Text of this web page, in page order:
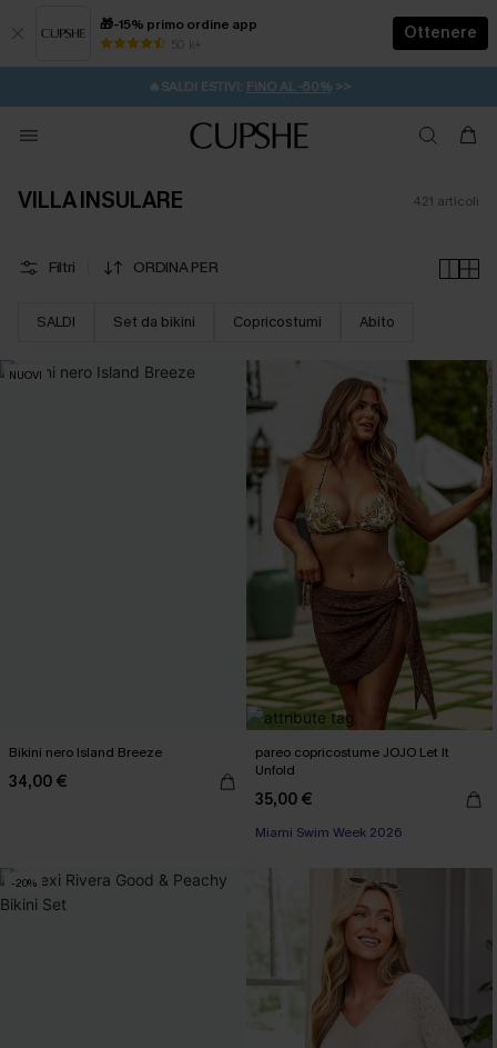
🎁-15% primo ordine app
50 k+
Ottenere
⚡️-15% SUGLI ESSENZIALI DA VACANZA | ACQUISTA
🔥SALDI ESTIVI: FINO AL -50%>>
🚚SPEDIZIONE GRATUITA DA 49€
💌REGALO PER I NUOVI: 20% DI SCONTO*
VILLA INSULARE 421 articoli
Filtri ORDINA PER
SALDI Set da bikini Copricostumi Abito
NUOVI
Bikini nero Island Breeze
34,00 €
pareo copricostume JOJO Let It
Unfold
35,00 €
3 articoli -15%
Miami Swim Week 2026
-20%